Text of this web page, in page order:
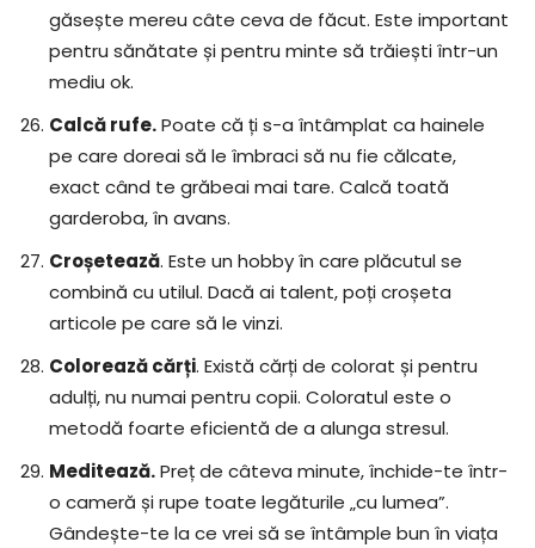
găsește mereu câte ceva de făcut. Este important
pentru sănătate și pentru minte să trăiești într-un
mediu ok.
Calcă rufe.Poate că ți s-a întâmplat ca hainele
pe care doreai să le îmbraci să nu fie călcate,
exact când te grăbeai mai tare. Calcă toată
garderoba, în avans.
Croșetează. Este un hobby în care plăcutul se
combină cu utilul. Dacă ai talent, poți croșeta
articole pe care să le vinzi.
Colorează cărți. Există cărți de colorat și pentru
adulți, nu numai pentru copii. Coloratul este o
metodă foarte eficientă de a alunga stresul.
Meditează.Preț de câteva minute, închide-te într-
o cameră și rupe toate legăturile „cu lumea”.
Gândește-te la ce vrei să se întâmple bun în viața